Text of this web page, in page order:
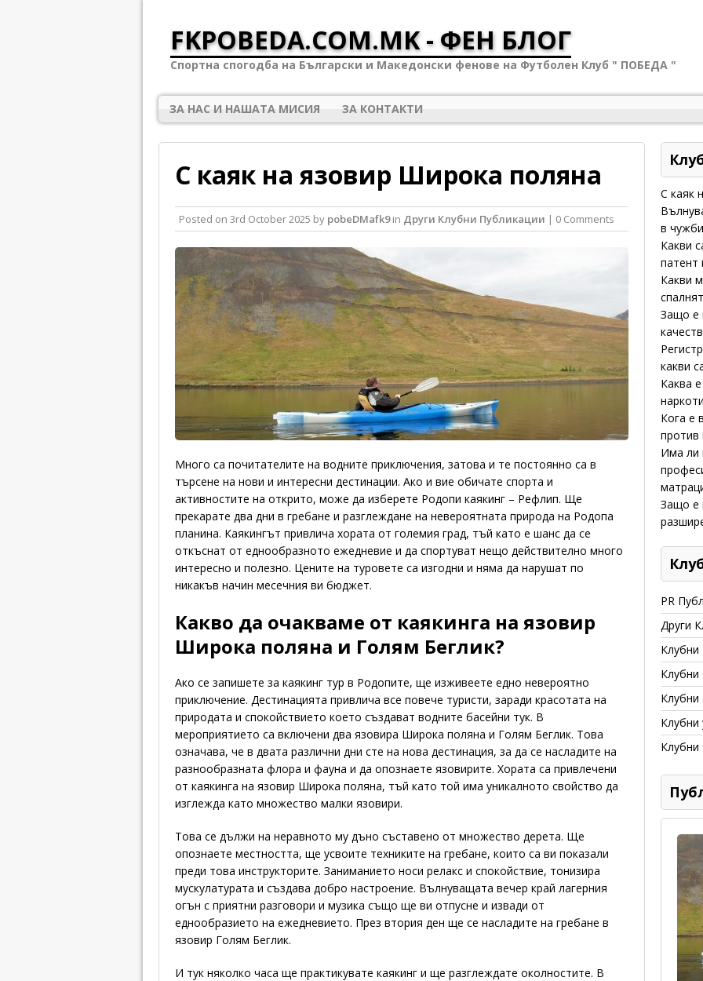
FKPOBEDA.COM.MK - ФЕН БЛОГ
Спортна спогодба на Български и Македонски фенове на Футболен Клуб " ПОБЕДА "
ЗА НАС И НАШАТА МИСИЯ ЗА КОНТАКТИ
С каяк на язовир Широка поляна
Posted on 3rd October 2025 by pobeDMafk9in Други Клубни Публикации | 0 Comments
Много са почитателите на водните приключения, затова и те постоянно са в
търсене на нови и интересни дестинации. Ако и вие обичате спорта и
активностите на открито, може да изберете Родопи каякинг – Рефлип. Ще
прекарате два дни в гребане и разглеждане на невероятната природа на Родопа
планина. Каякингът привлича хората от големия град, тъй като е шанс да се
откъснат от еднообразното ежедневие и да спортуват нещо действително много
интересно и полезно. Цените на туровете са изгодни и няма да нарушат по
никакъв начин месечния ви бюджет.
Какво да очакваме от каякинга на язовир
Широка поляна и Голям Беглик?
Ако се запишете за каякинг тур в Родопите, ще изживеете едно невероятно
приключение. Дестинацията привлича все повече туристи, заради красотата на
природата и спокойствието което създават водните басейни тук. В
мероприятието са включени два язовира Широка поляна и Голям Беглик. Това
означава, че в двата различни дни сте на нова дестинация, за да се насладите на
разнообразната флора и фауна и да опознаете язовирите. Хората са привлечени
от каякинга на язовир Широка поляна, тъй като той има уникалното свойство да
изглежда като множество малки язовири.
Това се дължи на неравното му дъно съставено от множество дерета. Ще
опознаете местността, ще усвоите техниките на гребане, които са ви показали
преди това инструкторите. Заниманието носи релакс и спокойствие, тонизира
мускулатурата и създава добро настроение. Вълнуващата вечер край лагерния
огън с приятни разговори и музика също ще ви отпусне и извади от
еднообразието на ежедневието. През втория ден ще се насладите на гребане в
язовир Голям Беглик.
И тук няколко часа ще практикувате каякинг и ще разглеждате околностите. В
С каяк
в
Какви
патент
Какви
Защо е
какви
Каква
Кога е
против
Има ли
Защо е
PR
Други
Клубни
Клубни
Клубни
Клубни